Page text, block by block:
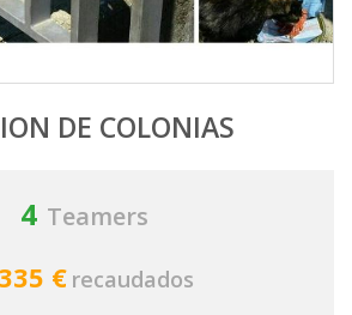
DE COLONIAS
4 Teamers
€ recaudados